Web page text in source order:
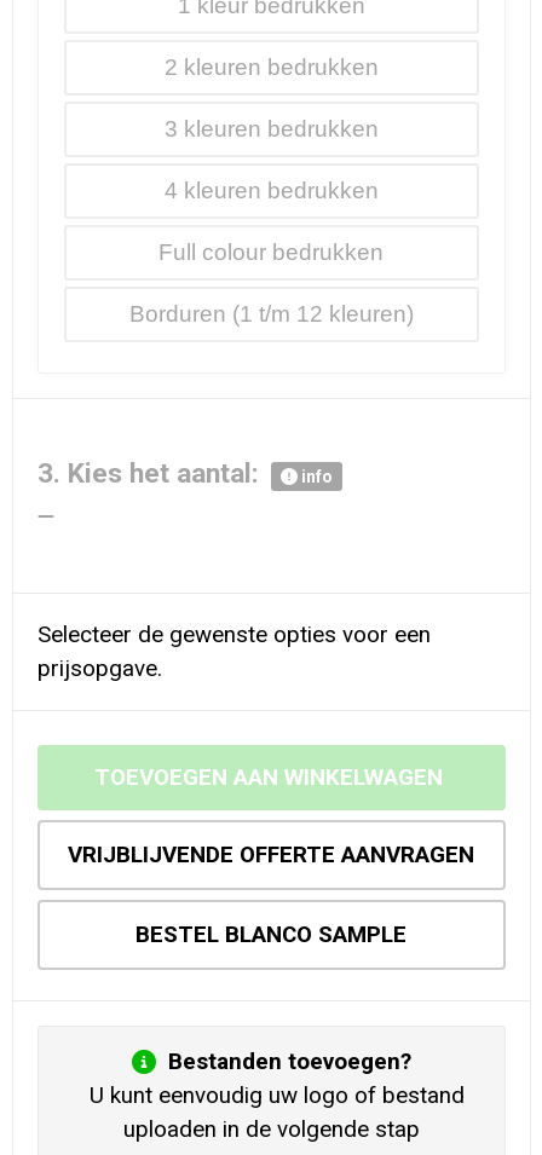
1
2
3
4
Borduren
Full colour
3. Kies het aantal: info
Selecteer de gewenste opties voor een
prijsopgave.
TOEVOEGEN AAN WINKELWAGEN
VRIJBLIJVENDE OFFERTE AANVRAGEN
BESTEL BLANCO SAMPLE
Bestanden toevoegen?
U kunt eenvoudig uw logo of bestand
uploaden in de volgende stap